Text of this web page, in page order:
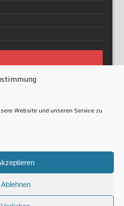
Website und unseren Service zu
Ablehnen
wirklich aus?
Alltag